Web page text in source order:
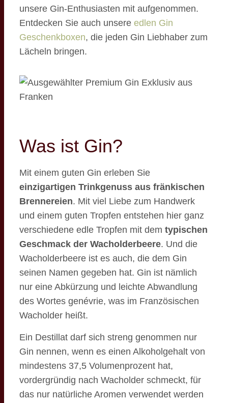
unsere Gin-Enthusiasten mit aufgenommen.
Entdecken Sie auch unsere edlen Gin
Geschenkboxen, die jeden Gin Liebhaber zum
Lächeln bringen.
Was ist Gin?
Mit einem guten Gin erleben Sie
einzigartigen Trinkgenuss aus fränkischen
Brennereien. Mit viel Liebe zum Handwerk
und einem guten Tropfen entstehen hier ganz
verschiedene edle Tropfen mit dem typischen
Geschmack der Wacholderbeere. Und die
Wacholderbeere ist es auch, die dem Gin
seinen Namen gegeben hat. Gin ist nämlich
nur eine Abkürzung und leichte Abwandlung
des Wortes genévrie, was im Französischen
Wacholder heißt.
Ein Destillat darf sich streng genommen nur
Gin nennen, wenn es einen Alkoholgehalt von
mindestens 37,5 Volumenprozent hat,
vordergründig nach Wacholder schmeckt, für
das nur natürliche Aromen verwendet werden